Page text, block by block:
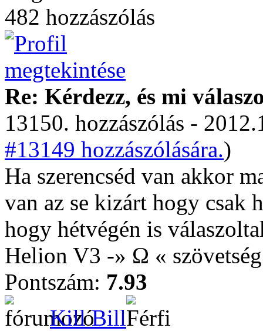
482 hozzászólás
Re: Kérdezz, és mi
13150. hozzászólás -
#13149 hozzászólására.)
Ha szerencséd van akkor
van az se kizárt hogy csak
hogy hétvégén is
Helion V3 -» Ω « szövetség
Pontszám: 7.93
Kill Bill